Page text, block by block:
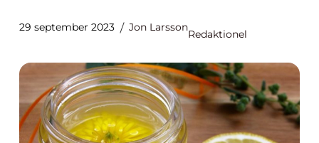
29 september 2023 Jon Larsson
Redaktionel